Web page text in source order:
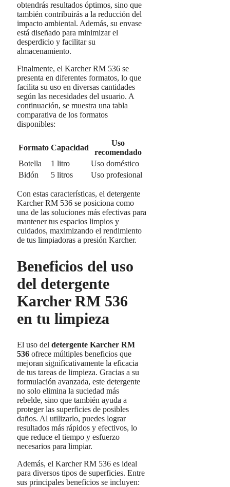
obtendrás resultados óptimos, sino que
también contribuirás a la reducción del
impacto ambiental. Además, su envase
está diseñado para minimizar el
desperdicio y facilitar su
almacenamiento.
Finalmente, el Karcher RM 536 se
presenta en diferentes formatos, lo que
facilita su uso en diversas cantidades
según las necesidades del usuario. A
continuación, se muestra una tabla
comparativa de los formatos
disponibles:
Formato Capacidad
Uso
recomendado
Botella
1 litro
Uso doméstico
Bidón
5 litros Uso profesional
Con estas características, el detergente
Karcher RM 536 se posiciona como
una de las soluciones más efectivas para
mantener tus espacios limpios y
cuidados, maximizando el rendimiento
de tus limpiadoras a presión Karcher.
Beneficios del uso
del detergente
Karcher RM 536
en tu limpieza
El uso del detergente Karcher RM
536 ofrece múltiples beneficios que
mejoran significativamente la eficacia
de tus tareas de limpieza. Gracias a su
formulación avanzada, este detergente
no solo elimina la suciedad más
rebelde, sino que también ayuda a
proteger las superficies de posibles
daños. Al utilizarlo, puedes lograr
resultados más rápidos y efectivos, lo
que reduce el tiempo y esfuerzo
necesarios para limpiar.
Además, el Karcher RM 536 es ideal
para diversos tipos de superficies. Entre
sus principales beneficios se incluyen: